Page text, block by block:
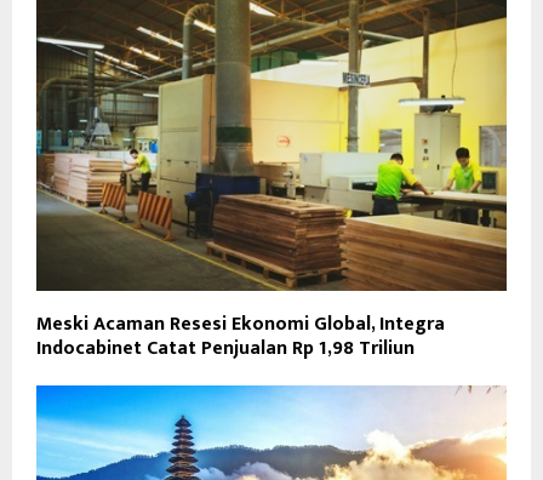
Meski Acaman Resesi Ekonomi Global, Integra
Indocabinet Catat Penjualan Rp 1,98 Triliun